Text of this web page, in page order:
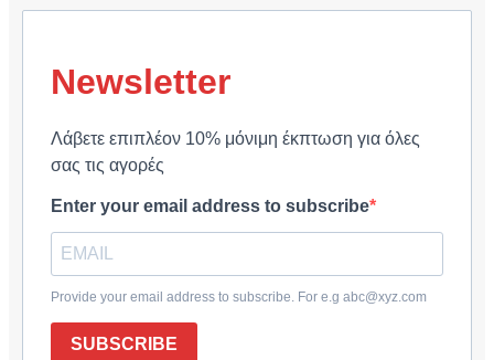
Newsletter
Λάβετε επιπλέον 10% μόνιμη έκπτωση για όλες
σας τις αγορές
Enter your email address to subscribe
Provide your email address to subscribe. For e.g abc@xyz.com
SUBSCRIBE